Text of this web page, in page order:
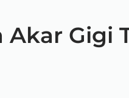
Akar Gigi